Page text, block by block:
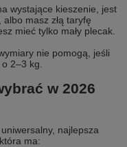
wystające kieszenie, jest
masz złą taryfę
mieć tylko mały plecak.
nie pomogą, jeśli
2–3 kg.
w 2026
najlepsza
ma: